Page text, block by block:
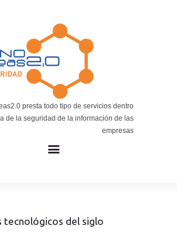
presta todo tipo de servicios dentro
de la seguridad de la información de las
empresas
TECNOIDEAS
Noticias tecnológicas.
tecnológicos del siglo